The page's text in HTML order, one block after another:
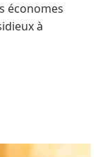
économes
à